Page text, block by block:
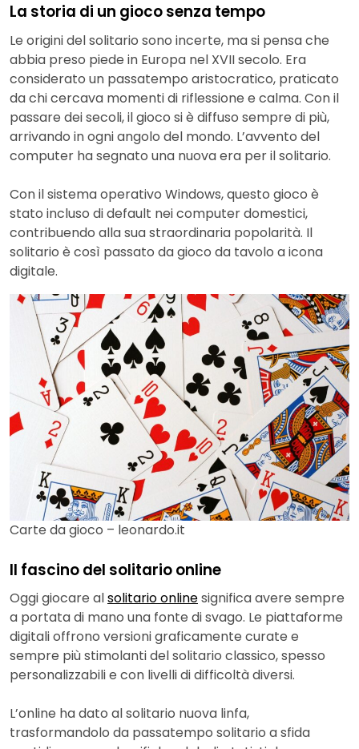
La storia di un gioco senza tempo
Le origini del solitario sono incerte, ma si pensa che
abbia preso piede in Europa nel XVII secolo. Era
considerato un passatempo aristocratico, praticato
da chi cercava momenti di riflessione e calma. Con il
passare dei secoli, il gioco si è diffuso sempre di più,
arrivando in ogni angolo del mondo. L’avvento del
computer ha segnato una nuova era per il solitario.
Con il sistema operativo Windows, questo gioco è
stato incluso di default nei computer domestici,
contribuendo alla sua straordinaria popolarità. Il
solitario è così passato da gioco da tavolo a icona
digitale.
Carte da gioco – leonardo.it
Il fascino del solitario online
Oggi giocare alsolitario onlinesignifica avere sempre
a portata di mano una fonte di svago. Le piattaforme
digitali offrono versioni graficamente curate e
sempre più stimolanti del solitario classico, spesso
personalizzabili e con livelli di difficoltà diversi.
L’online ha dato al solitario nuova linfa,
trasformandolo da passatempo solitario a sfida